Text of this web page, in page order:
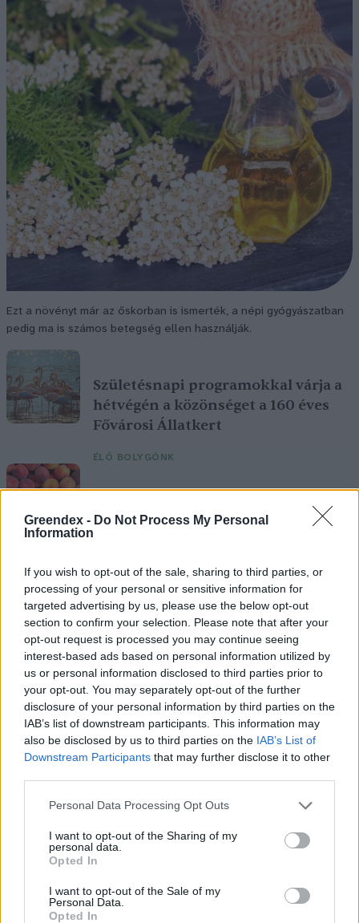
Greendex - Do Not Process My Personal
Information
If you wish to opt-out of the sale, sharing to third parties, or
processing of your personal or sensitive information for
targeted advertising by us, please use the below opt-out
section to confirm your selection. Please note that after your
opt-out request is processed you may continue seeing
interest-based ads based on personal information utilized by
us or personal information disclosed to third parties prior to
your opt-out. You may separately opt-out of the further
disclosure of your personal information by third parties on the
IAB’s list of downstream participants. This information may
also be disclosed by us to third parties on the IAB’s List of
Downstream Participants that may further disclose it to other
Personal Data Processing Opt Outs
I want to opt-out of the Sharing of my
personal data.
Opted In
I want to opt-out of the Sale of my
Personal Data.
Opted In
Ezt a növényt már az őskorban is ismerték, a népi gyógyászatban
pedig ma is számos betegség ellen használják.
Születésnapi programokkal várja a
hétvégén a közönséget a 160 éves
Fővárosi Állatkert
ÉLŐ BOLYGÓNK
a legjobb lelőhelyek!
elektromos repülőjáratok Európában
KÖZLEKEDÉS
Történelmi aszály sújtja Nagy-
Britanniát is